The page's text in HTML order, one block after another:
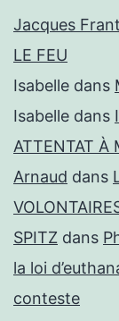
Jacques
LE FEU
Isabelle dans
Isabelle dans
ATTENTAT À
Arnaud dans
SPITZ dans
la loi
conteste